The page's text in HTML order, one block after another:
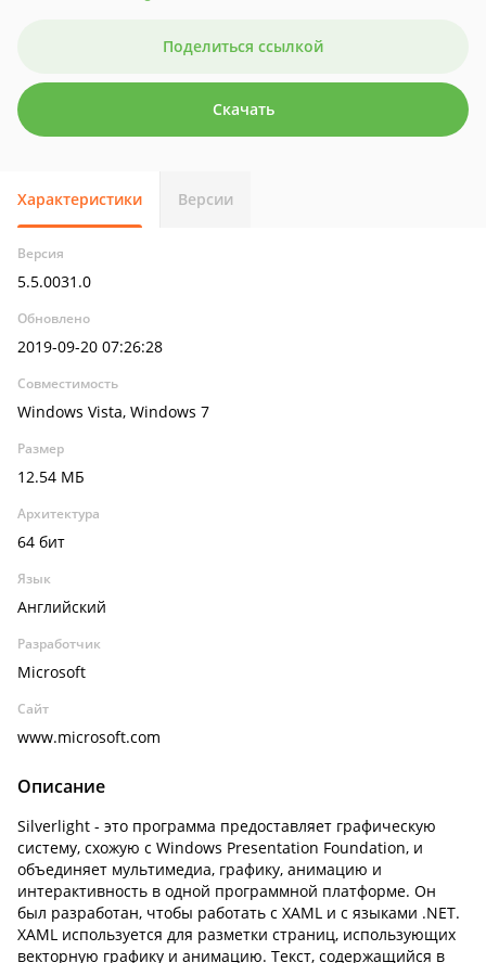
Поделиться ссылкой
Скачать
Характеристики Версии
Версия
5.5.0031.0
Обновлено
2019-09-20 07:26:28
Совместимость
Windows Vista, Windows 7
Размер
12.54 МБ
Архитектура
64 бит
Язык
Английский
Разработчик
Microsoft
Сайт
www.microsoft.com
Описание
Silverlight - это программа предоставляет графическую
систему, схожую с Windows Presentation Foundation, и
объединяет мультимедиа, графику, анимацию и
интерактивность в одной программной платформе. Он
был разработан, чтобы работать с XAML и с языками .NET.
XAML используется для разметки страниц, использующих
векторную графику и анимацию. Текст, содержащийся в